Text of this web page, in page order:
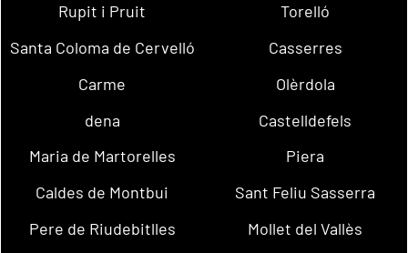
Rupit i Pruit
Torelló
Santa Coloma de Cervelló
Casserres
Carme
Olèrdola
dena
Castelldefels
Maria de Martorelles
Piera
Caldes de Montbui
Sant Feliu Sasserra
Pere de Riudebitlles
Mollet del Vallès